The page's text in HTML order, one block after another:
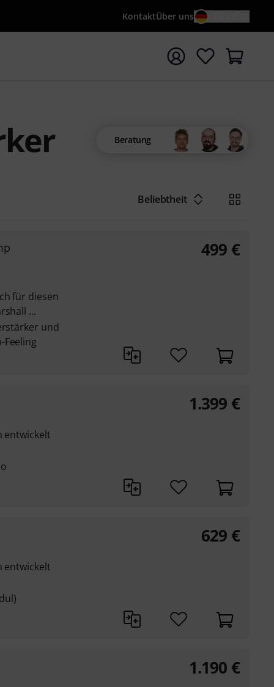
KontaktÜber uns
mit Suchwort {searchTerm} starten
Beratung
Beliebtheit
für diesen
...
und
499 €
entwickelt
1.399 €
entwickelt
629 €
1.190 €